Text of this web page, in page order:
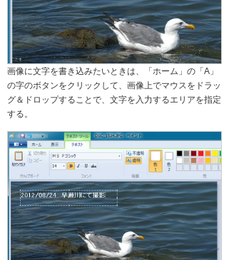
画像に文字を書き込みたいときは、「ホーム」の「A」
の字のボタンをクリックして、画像上でマウスをドラッ
グ＆ドロップすることで、文字を入力するエリアを指定
する。